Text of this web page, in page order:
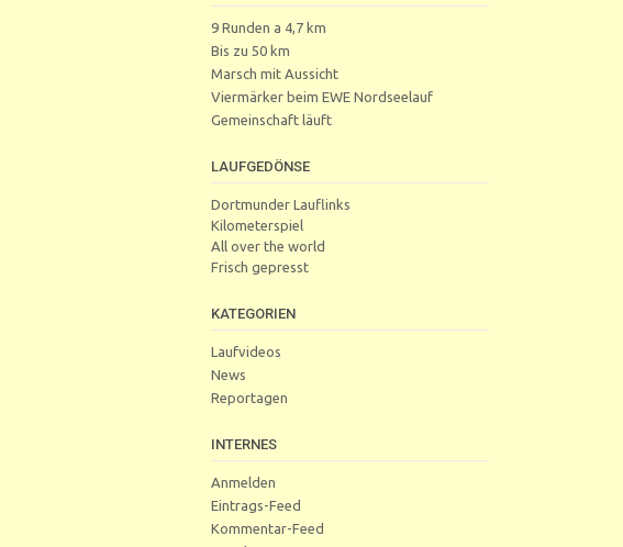
9 Runden a 4,7 km
Bis zu 50 km
Marsch mit Aussicht
Viermärker beim EWE Nordseelauf
Gemeinschaft läuft
LAUFGEDÖNSE
Dortmunder Lauflinks
Kilometerspiel
All over the world
Frisch gepresst
KATEGORIEN
Laufvideos
News
Reportagen
INTERNES
Anmelden
Eintrags-Feed
Kommentar-Feed